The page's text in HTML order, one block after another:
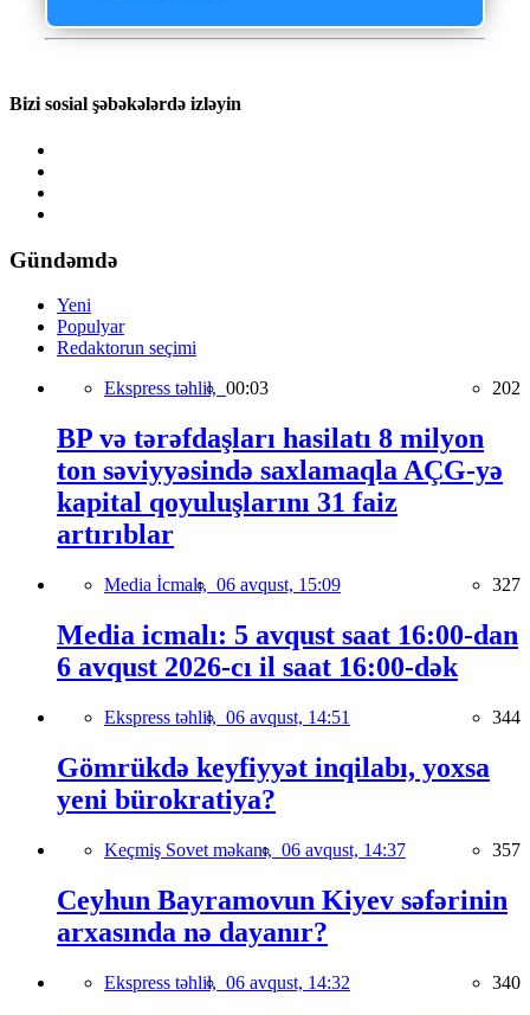
Bizi sosial şəbəkələrdə izləyin
Gündəmdə
Yeni
Populyar
Redaktorun seçimi
Ekspress təhlil, 00:03 202
BP və tərəfdaşları hasilatı 8 milyon
ton səviyyəsində saxlamaqla AÇG-yə
kapital qoyuluşlarını 31 faiz
artırıblar
Media İcmalı, 06 avqust, 15:09 327
Media icmalı: 5 avqust saat 16:00-dan
6 avqust 2026-cı il saat 16:00-dək
Ekspress təhlil, 06 avqust, 14:51 344
Gömrükdə keyfiyyət inqilabı, yoxsa
yeni bürokratiya?
Keçmiş Sovet məkanı, 06 avqust, 14:37 357
Ceyhun Bayramovun Kiyev səfərinin
arxasında nə dayanır?
Ekspress təhlil, 06 avqust, 14:32 340